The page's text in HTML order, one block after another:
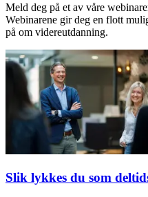
Meld deg på et av våre
Webinarene gir deg en flott
på om videreutdanning.
Slik lykkes du som